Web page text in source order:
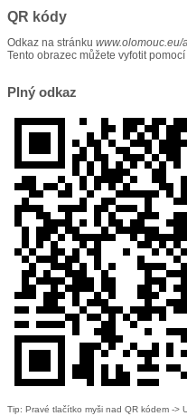
QR kódy
Odkaz na stránku www.olomouc.eu/
Tento obrazec můžete vyfotit
Plný odkaz
Tip: Pravé tlačítko myši nad QR kódem ->